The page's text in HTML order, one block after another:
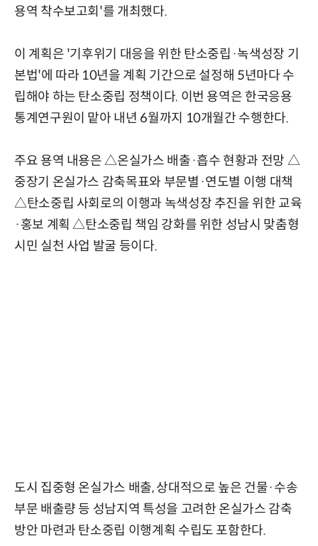
용역 착수보고회'를 개최했다.
이 계획은 '기후위기 대응을 위한 탄소중립·녹색성장 기
본법'에 따라 10년을 계획 기간으로 설정해 5년마다 수
립해야 하는 탄소중립 정책이다. 이번 용역은 한국응용
통계연구원이 맡아 내년 6월까지 10개월간 수행한다.
주요 용역 내용은 △온실가스 배출·흡수 현황과 전망 △
중장기 온실가스 감축목표와 부문별·연도별 이행 대책
△탄소중립 사회로의 이행과 녹색성장 추진을 위한 교육
·홍보 계획 △탄소중립 책임 강화를 위한 성남시 맞춤형
시민 실천 사업 발굴 등이다.
도시 집중형 온실가스 배출, 상대적으로 높은 건물·수송
부문 배출량 등 성남지역 특성을 고려한 온실가스 감축
방안 마련과 탄소중립 이행계획 수립도 포함한다.